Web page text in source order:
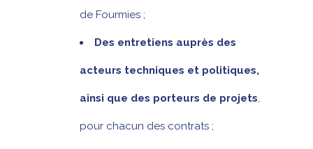
de Fourmies ;
Des entretiens auprès des
acteurs techniques et politiques,
ainsi que des porteurs de projets,
pour chacun des contrats ;